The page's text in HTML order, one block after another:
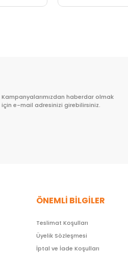
Kampanyalarımızdan haberdar olmak
için e-mail adresinizi girebilirsiniz.
ÖNEMLİ BİLGİLER
Teslimat Koşulları
Üyelik Sözleşmesi
İptal ve İade Koşulları